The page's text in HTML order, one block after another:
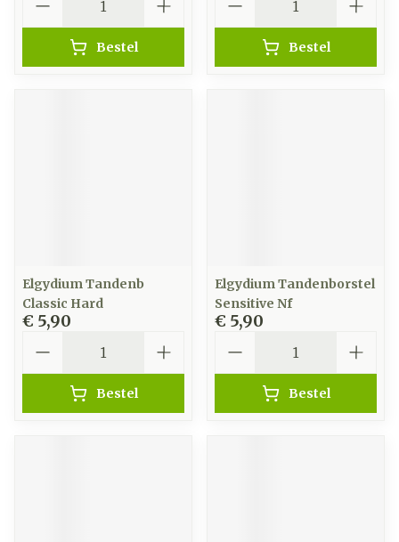
Bestel Bestel
Elgydium Tandenb
Classic Hard
€ 5,90
Bestel
Elgydium Tandenborstel
Sensitive Nf
€ 5,90
Bestel